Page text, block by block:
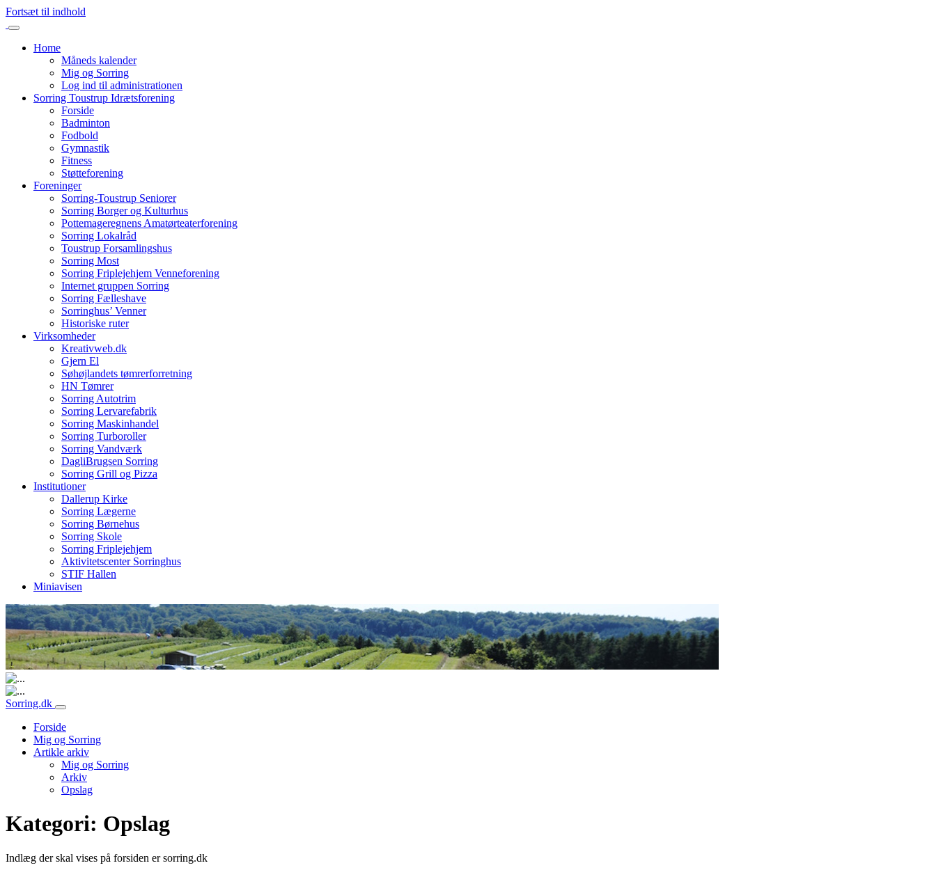
Fortsæt til indhold
Home
Måneds kalender
Mig og Sorring
Log ind til administrationen
Sorring Toustrup Idrætsforening
Forside
Badminton
Fodbold
Gymnastik
Fitness
Støtteforening
Foreninger
Sorring-Toustrup Seniorer
Sorring Borger og Kulturhus
Pottemageregnens Amatørteaterforening
Sorring Lokalråd
Toustrup Forsamlingshus
Sorring Most
Sorring Friplejehjem Venneforening
Internet gruppen Sorring
Sorring Fælleshave
Sorringhus’ Venner
Historiske ruter
Virksomheder
Kreativweb.dk
Gjern El
Søhøjlandets tømrerforretning
HN Tømrer
Sorring Autotrim
Sorring Lervarefabrik
Sorring Maskinhandel
Sorring Turboroller
Sorring Vandværk
DagliBrugsen Sorring
Sorring Grill og Pizza
Institutioner
Dallerup Kirke
Sorring Lægerne
Sorring Børnehus
Sorring Skole
Sorring Friplejehjem
Aktivitetscenter Sorringhus
STIF Hallen
Miniavisen
Hovednavigation
Sorring.dk
Forside
Mig og Sorring
Artikle arkiv
Mig og Sorring
Arkiv
Opslag
Kategori: Opslag
Indlæg der skal vises på forsiden er sorring.dk